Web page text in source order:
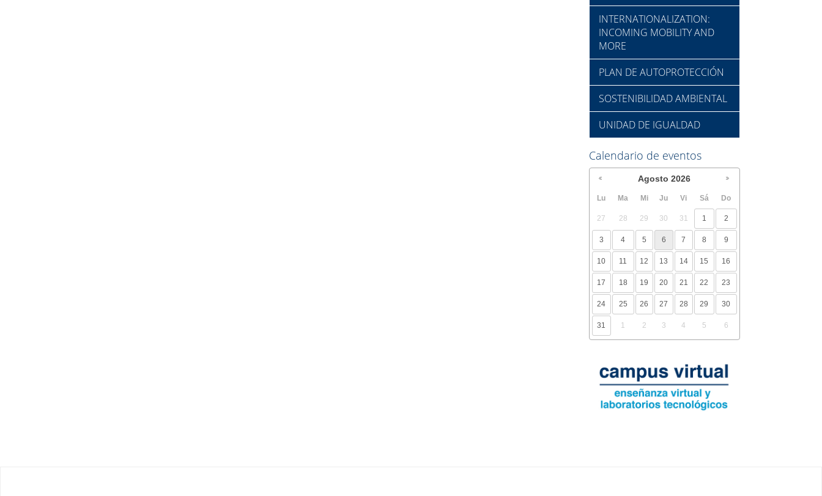
INTERNATIONALIZATION:
INCOMING MOBILITY AND
MORE
PLAN DE AUTOPROTECCIÓN
SOSTENIBILIDAD AMBIENTAL
UNIDAD DE IGUALDAD
Calendario de eventos
Agosto 2026
Lu Ma Mi Ju Vi Sá Do
27 28 29 30 31 1 2
3 4 5 6 7 8 9
10 11 12 13 14 15 16
17 18 19 20 21 22 23
24 25 26 27 28 29 30
31 1 2 3 4 5 6